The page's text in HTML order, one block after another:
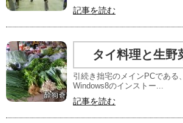
記事を読む
タイ料理と生野
引続き拙宅のメインPCである
Windows8のインストー...
記事を読む